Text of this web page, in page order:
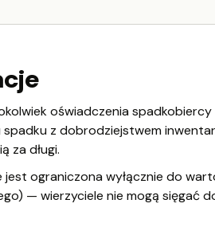
oświadczenia
z dobrodziejstwem
za długi.
jest ograniczona wyłącznie do
— wierzyciele nie mogą sięgać